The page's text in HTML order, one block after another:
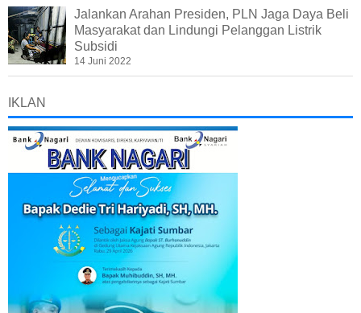
Jalankan Arahan Presiden, PLN Jaga Daya Beli
Masyarakat dan Lindungi Pelanggan Listrik
Subsidi
14 Juni 2022
IKLAN